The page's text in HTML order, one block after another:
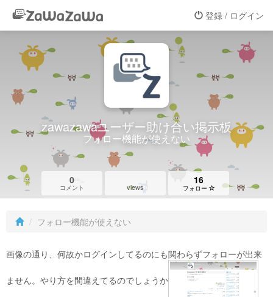
登録 / ログイン
zawazawaユーザー助け合い掲示板
フォロー機能が使えない
0
コメント views
16
フォロー
フォロー機能が使えない
画像の通り、何故かログインしてるのにも関わらずフォローが出来
ません。やり方を間違えてるのでしょうか